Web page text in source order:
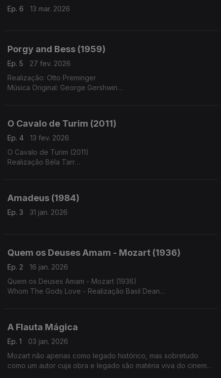
Ep. 6 13 mar. 2026
Porgy and Bess (1959)
Ep. 5
27 fev. 2026
Realização: Otto Preminger
Música Original: George Gershwin
O Cavalo de Turim (2011)
Ep. 4
13 fev. 2026
O Cavalo de Turim (2011)
Realização Béla Tarr
Amadeus (1984)
Ep. 3 31 jan. 2026
Quem os Deuses Amam - Mozart (1936)
Ep. 2
16 jan. 2026
Quem os Deuses Amam - Mozart (1936)
Whom The Gods Love - Realização Basil Dean
Excertos de obras de Wolfgang Amadeus Mozart - As Bodas
A Flauta Mágica
Ep. 1
03 jan. 2026
Mozart não apenas como legado histórico, mas sobretudo
como um autor cuja obra e legado são matéria viva do cinema,